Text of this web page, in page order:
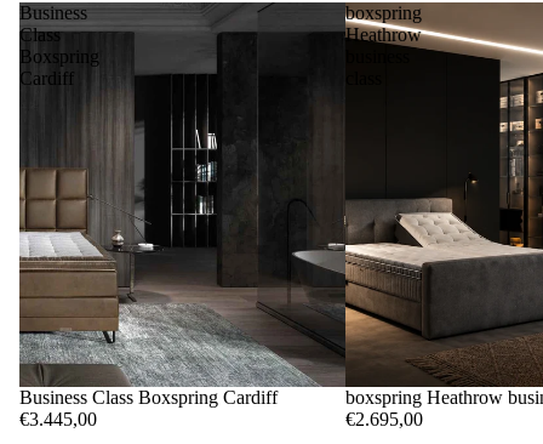
Business
Class
Boxspring
Cardiff
Business Class Boxspring Cardiff
€3.445,00
boxspring
Heathrow
boxspring Heathrow
€2.695,00